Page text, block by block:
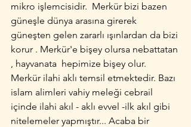
mikro işlemcisidir.  Merkür bizi bazen
güneşle dünya arasına girerek
güneşten gelen zararlı ışınlardan da bizi
korur . Merkür'e bişey olursa nebattatan
, hayvanata  hepimize bişey olur.
Merkür ilahi aklı temsil etmektedir. Bazı
islam alimleri vahiy meleği cebrail
içinde ilahi akıl - aklı evvel -ilk akıl gibi
nitelemeler yapmıştır... Acaba bir